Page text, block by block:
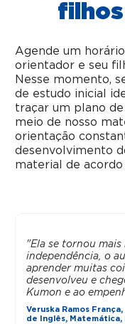
filhos
Agende um
orientador e seu
Nesse momento,
de estudo inicial
traçar um plano
meio de nosso
orientação
desenvolvimento
material de
"Ela se tornou
independência, o
aprender muitas
desenvolveu e
Kumon e ao
Veruska Ramos
de Inglês,